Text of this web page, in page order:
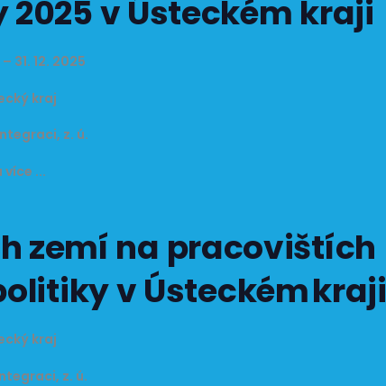
v Ústeckém kraji
31. 12. 2025
kraj
z. ú.
...
zemí na pracovištích
v Ústeckém kraji
kraj
z. ú.